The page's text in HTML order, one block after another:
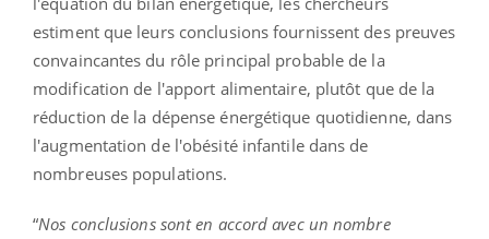
estiment que leurs conclusions fournissent des preuves
convaincantes du rôle principal probable de la
modification de l'apport alimentaire, plutôt que de la
réduction de la dépense énergétique quotidienne, dans
l'augmentation de l'obésité infantile dans de
nombreuses populations.
“Nos conclusions sont en accord avec un nombre